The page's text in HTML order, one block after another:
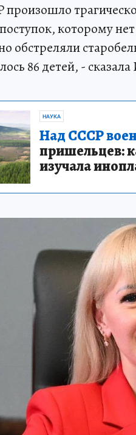
произошло
которому
обстреляли
86 детей, -
НАУКА
Над СССР
пришельцев:
изучала